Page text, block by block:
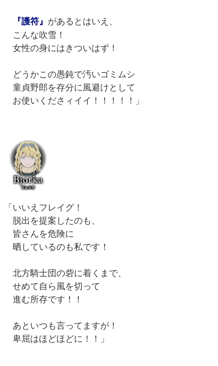
『護符』 があるとはいえ、
こんな吹雪！
女性の身にはきついはず！
どうかこの愚鈍で汚いゴミムシ
童貞野郎を存分に風避けとして
お使いくださィイイ！！！！！」
「いいえフレイグ！
脱出を提案したのも、
皆さんを危険に
晒しているのも私です！
北方騎士団の砦に着くまで、
せめて自ら風を切って
進む所存です！！
あといつも言ってますが！
卑屈はほどほどに！！」